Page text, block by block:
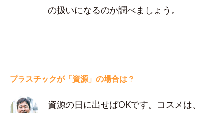
の扱いになるのか調べましょう。
プラスチックが「資源」の場合は？
資源の日に出せばOKです。コスメは、